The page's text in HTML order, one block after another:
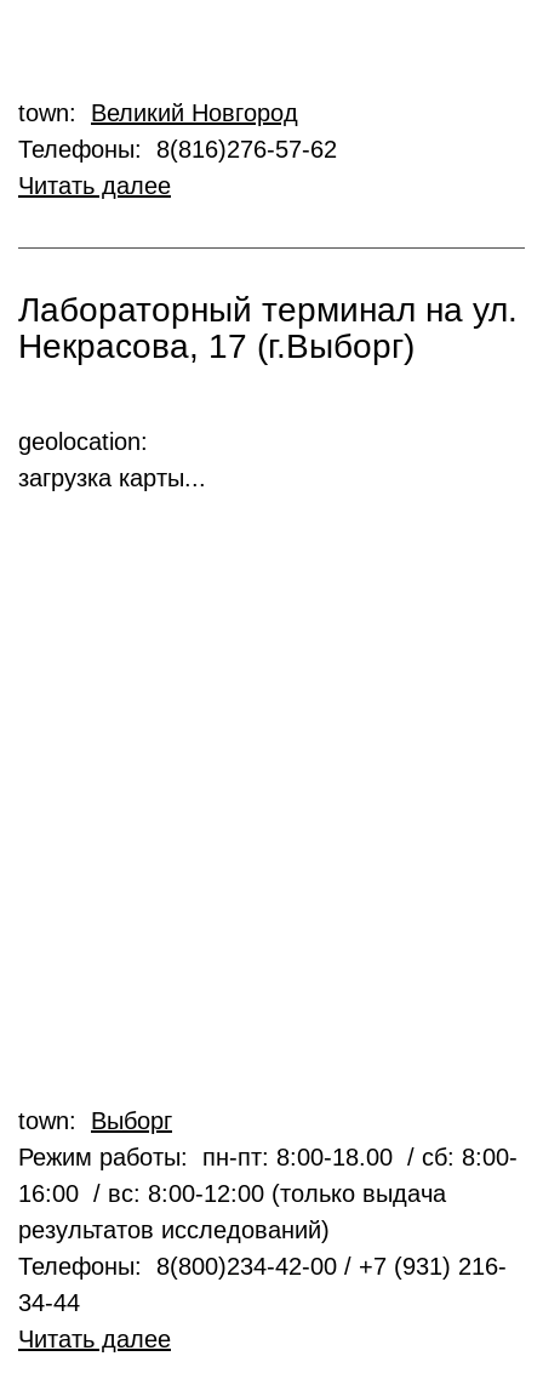
town: Великий Новгород
Телефоны: 8(816)276-57-62
Читать далее
Лабораторный терминал на ул.
Некрасова, 17 (г.Выборг)
geolocation:
загрузка карты...
town: Выборг
Режим работы: пн-пт: 8:00-18.00 / сб: 8:00-
16:00 / вс: 8:00-12:00 (только выдача
результатов исследований)
Телефоны: 8(800)234-42-00 / +7 (931) 216-
34-44
Читать далее